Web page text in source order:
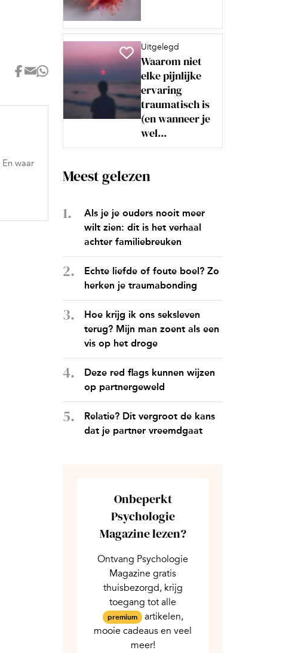
waar
Uitgelegd
Waarom niet
elke pijnlijke
ervaring
traumatisch is
(en wanneer je
wel...
Meest gelezen
Als je je ouders nooit meer
wilt zien: dit is het verhaal
achter familiebreuken
Echte liefde of foute boel? Zo
herken je traumabonding
Hoe krijg ik ons seksleven
terug? Mijn man zoent als een
vis op het droge
Deze red flags kunnen wijzen
op partnergeweld
Relatie? Dit vergroot de kans
dat je partner vreemdgaat
Onbeperkt
Psychologie
Magazine lezen?
Ontvang Psychologie
Magazine gratis
thuisbezorgd, krijg
toegang tot alle
premium artikelen,
mooie cadeaus en veel
meer!